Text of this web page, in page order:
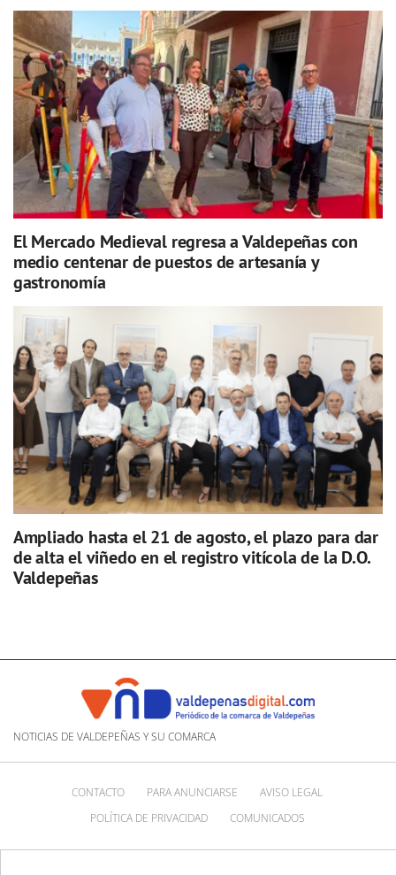
El Mercado Medieval regresa a Valdepeñas con
medio centenar de puestos de artesanía y
gastronomía
Ampliado hasta el 21 de agosto, el plazo para dar
de alta el viñedo en el registro vitícola de la D.O.
Valdepeñas
NOTICIAS DE VALDEPEÑAS Y SU COMARCA
CONTACTO PARA ANUNCIARSE
AVISO LEGAL
POLÍTICA DE PRIVACIDAD
COMUNICADOS